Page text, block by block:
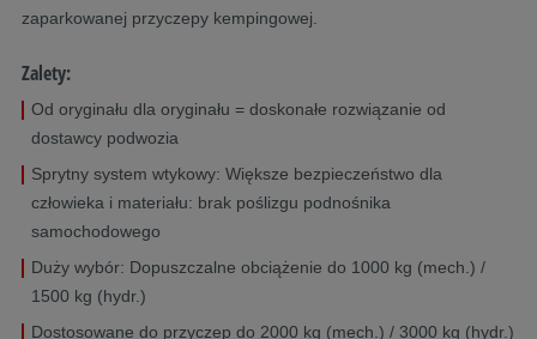
zaparkowanej przyczepy kempingowej.
Zalety:
Od oryginału dla oryginału = doskonałe rozwiązanie od
dostawcy podwozia
Sprytny system wtykowy: Większe bezpieczeństwo dla
człowieka i materiału: brak poślizgu podnośnika
samochodowego
Duży wybór: Dopuszczalne obciążenie do 1000 kg (mech.) /
1500 kg (hydr.)
Dostosowane do przyczep do 2000 kg (mech.) / 3000 kg (hydr.)